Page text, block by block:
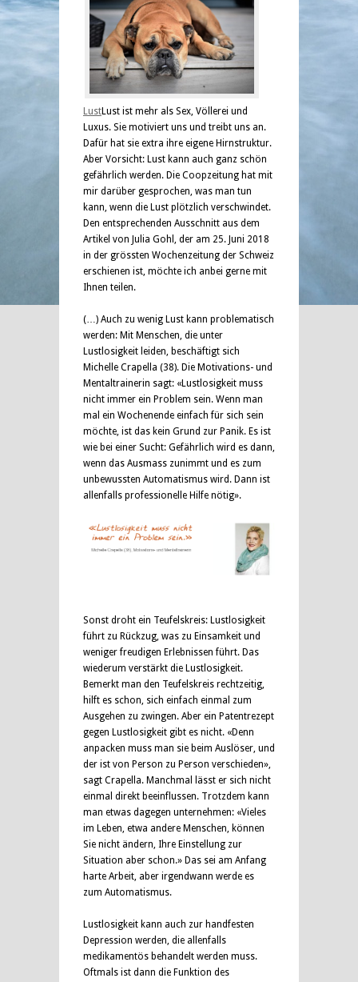
LustLust ist mehr als Sex, Völlerei und
Luxus. Sie motiviert uns und treibt uns an.
Dafür hat sie extra ihre eigene Hirnstruktur.
Aber Vorsicht: Lust kann auch ganz schön
gefährlich werden. Die Coopzeitung hat mit
mir darüber gesprochen, was man tun
kann, wenn die Lust plötzlich verschwindet.
Den entsprechenden Ausschnitt aus dem
Artikel von Julia Gohl, der am 25. Juni 2018
in der grössten Wochenzeitung der Schweiz
erschienen ist, möchte ich anbei gerne mit
Ihnen teilen.
(…) Auch zu wenig Lust kann problematisch
werden: Mit Menschen, die unter
Lustlosigkeit leiden, beschäftigt sich
Michelle Crapella (38). Die Motivations- und
Mentaltrainerin sagt: «Lustlosigkeit muss
nicht immer ein Problem sein. Wenn man
mal ein Wochenende einfach für sich sein
möchte, ist das kein Grund zur Panik. Es ist
wie bei einer Sucht: Gefährlich wird es dann,
wenn das Ausmass zunimmt und es zum
unbewussten Automatismus wird. Dann ist
allenfalls professionelle Hilfe nötig».
Sonst droht ein Teufelskreis: Lustlosigkeit
führt zu Rückzug, was zu Einsamkeit und
weniger freudigen Erlebnissen führt. Das
wiederum verstärkt die Lustlosigkeit.
Bemerkt man den Teufelskreis rechtzeitig,
hilft es schon, sich einfach einmal zum
Ausgehen zu zwingen. Aber ein Patentrezept
gegen Lustlosigkeit gibt es nicht. «Denn
anpacken muss man sie beim Auslöser, und
der ist von Person zu Person verschieden»,
sagt Crapella. Manchmal lässt er sich nicht
einmal direkt beeinflussen. Trotzdem kann
man etwas dagegen unternehmen: «Vieles
im Leben, etwa andere Menschen, können
Sie nicht ändern, Ihre Einstellung zur
Situation aber schon.» Das sei am Anfang
harte Arbeit, aber irgendwann werde es
zum Automatismus.
Lustlosigkeit kann auch zur handfesten
Depression werden, die allenfalls
medikamentös behandelt werden muss.
Oftmals ist dann die Funktion des